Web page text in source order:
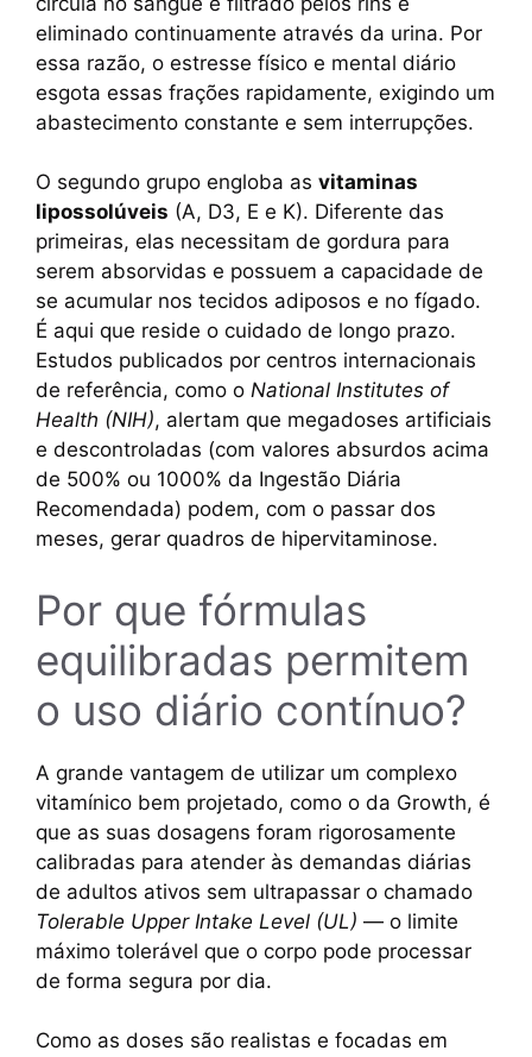
eliminado continuamente através da urina. Por
essa razão, o estresse físico e mental diário
esgota essas frações rapidamente, exigindo um
abastecimento constante e sem interrupções.
O segundo grupo engloba as vitaminas
lipossolúveis (A, D3, E e K). Diferente das
primeiras, elas necessitam de gordura para
serem absorvidas e possuem a capacidade de
se acumular nos tecidos adiposos e no fígado.
É aqui que reside o cuidado de longo prazo.
Estudos publicados por centros internacionais
de referência, como o National Institutes of
Health (NIH), alertam que megadoses artificiais
e descontroladas (com valores absurdos acima
de 500% ou 1000% da Ingestão Diária
Recomendada) podem, com o passar dos
meses, gerar quadros de hipervitaminose.
Por que fórmulas
equilibradas permitem
o uso diário contínuo?
A grande vantagem de utilizar um complexo
vitamínico bem projetado, como o da Growth, é
que as suas dosagens foram rigorosamente
calibradas para atender às demandas diárias
de adultos ativos sem ultrapassar o chamado
Tolerable Upper Intake Level (UL) — o limite
máximo tolerável que o corpo pode processar
de forma segura por dia.
Como as doses são realistas e focadas em